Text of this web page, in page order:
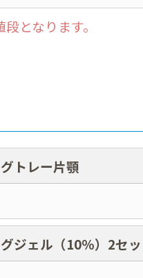
となります。
トレー片顎
ジェル（10％）2セ